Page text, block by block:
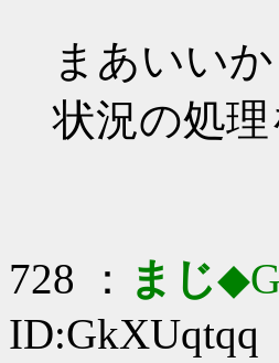
まあいい
状況の処
728 ： まじ
ID:GkXUqtqq